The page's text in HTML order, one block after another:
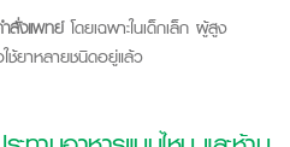
สั่งแพทย์โดยเฉพาะในเด็กเล็ก ผู้สูง
ช้ยาหลายชนิดอยู่แล้ว